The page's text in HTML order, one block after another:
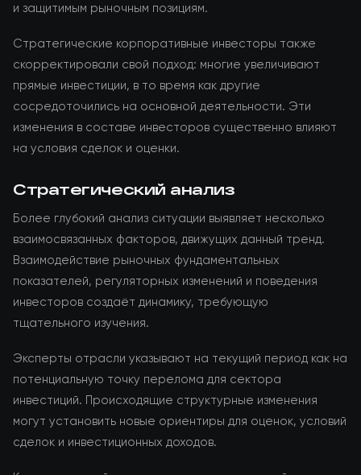
и защитимым рыночным позициям.
Стратегические корпоративные инвесторы также
скорректировали свой подход: многие увеличивают
прямые инвестиции, в то время как другие
сосредоточились на основной деятельности. Эти
изменения в составе инвесторов существенно влияют
на условия сделок и оценки.
Стратегический анализ
Более глубокий анализ ситуации выявляет несколько
взаимосвязанных факторов, движущих данный тренд.
Взаимодействие рыночных фундаментальных
показателей, регуляторных изменений и поведения
инвесторов создаёт динамику, требующую
тщательного изучения.
Эксперты отрасли указывают на текущий период как на
потенциальную точку перелома для сектора
инвестиций. Происходящие структурные изменения
могут установить новые ориентиры для оценок, условий
сделок и инвестиционных доходов.